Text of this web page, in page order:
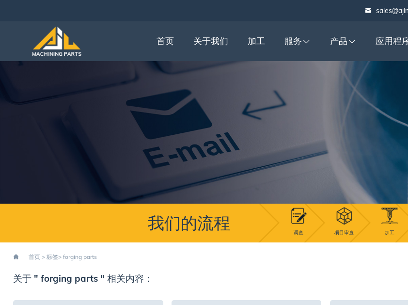
首页 关于我们 加工 服务 产品 应用程
我们的流程 调查 项目审查 加工
首页> 标签> forging parts
关于 " forging parts " 相关内容：